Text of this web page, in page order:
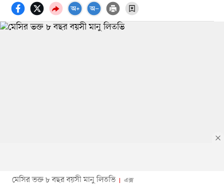
মেসির ভক্ত ৮ বছর বয়সী মানু লিতভি এক্স